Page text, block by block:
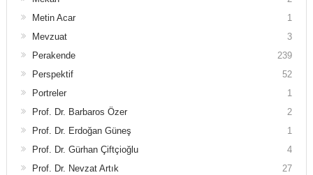
Metin Acar
1
Mevzuat
3
Perakende
239
Perspektif
52
Portreler
1
Prof. Dr. Barbaros Özer
2
Prof. Dr. Erdoğan Güneş
1
Prof. Dr. Gürhan Çiftçioğlu
4
Prof. Dr. Nevzat Artık
27